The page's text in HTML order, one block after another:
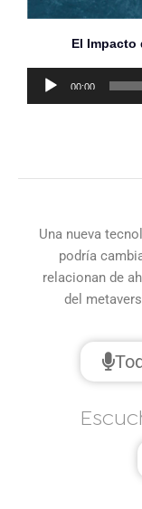
El Impacto
Reproductor
00:00
Una nueva
podría
relacionan de
del